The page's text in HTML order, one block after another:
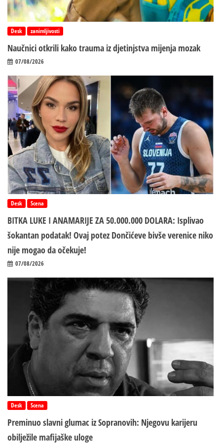
Desk zanimljivosti
Naučnici otkrili kako trauma iz d‌jetinjstva mijenja mozak
07/08/2026
Desk Scena
BITKA LUKE I ANAMARIJE ZA 50.000.000 DOLARA: Isplivao
šokantan podatak! Ovaj potez Dončićeve bivše verenice niko
nije mogao da očekuje!
07/08/2026
Desk Scena
Preminuo slavni glumac iz Sopranovih: Njegovu karijeru
obilježile mafijaške uloge